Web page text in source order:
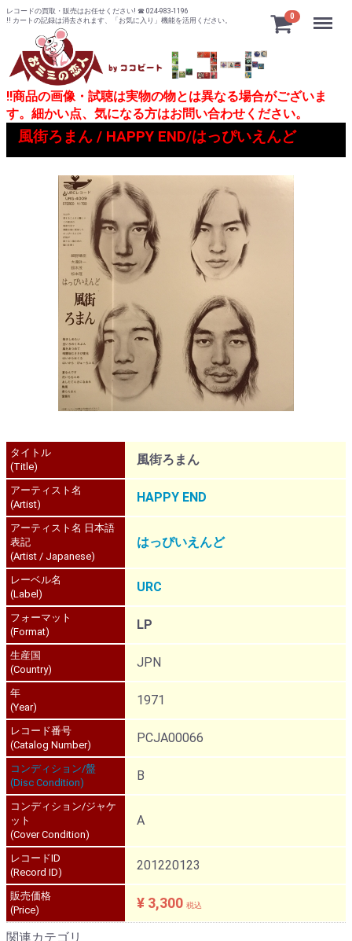
レコードの買取・販売はお任せください! ☎ 024-983-1196
!! カートの記録は消去されます、「お気に入り」機能を活用ください。
0 Menu
!!商品の画像・試聴は実物の物とは異なる場合がございま
す。細かい点、気になる方はお問い合わせください。
風街ろまん / HAPPY END/はっぴいえんど
タイトル
(Title)
風街ろまん
アーティスト名
(Artist)
HAPPY END
アーティスト名 日本語
表記
(Artist / Japanese)
はっぴいえんど
レーベル名
(Label)
URC
フォーマット
(Format)
LP
生産国
(Country)
JPN
年
(Year)
1971
レコード番号
(Catalog Number)
PCJA00066
コンディション/盤
(Disc Condition)
B
コンディション/ジャケ
ット
(Cover Condition)
A
レコードID
(Record ID)
201220123
販売価格
(Price)
¥ 3,300 税込
関連カテゴリ